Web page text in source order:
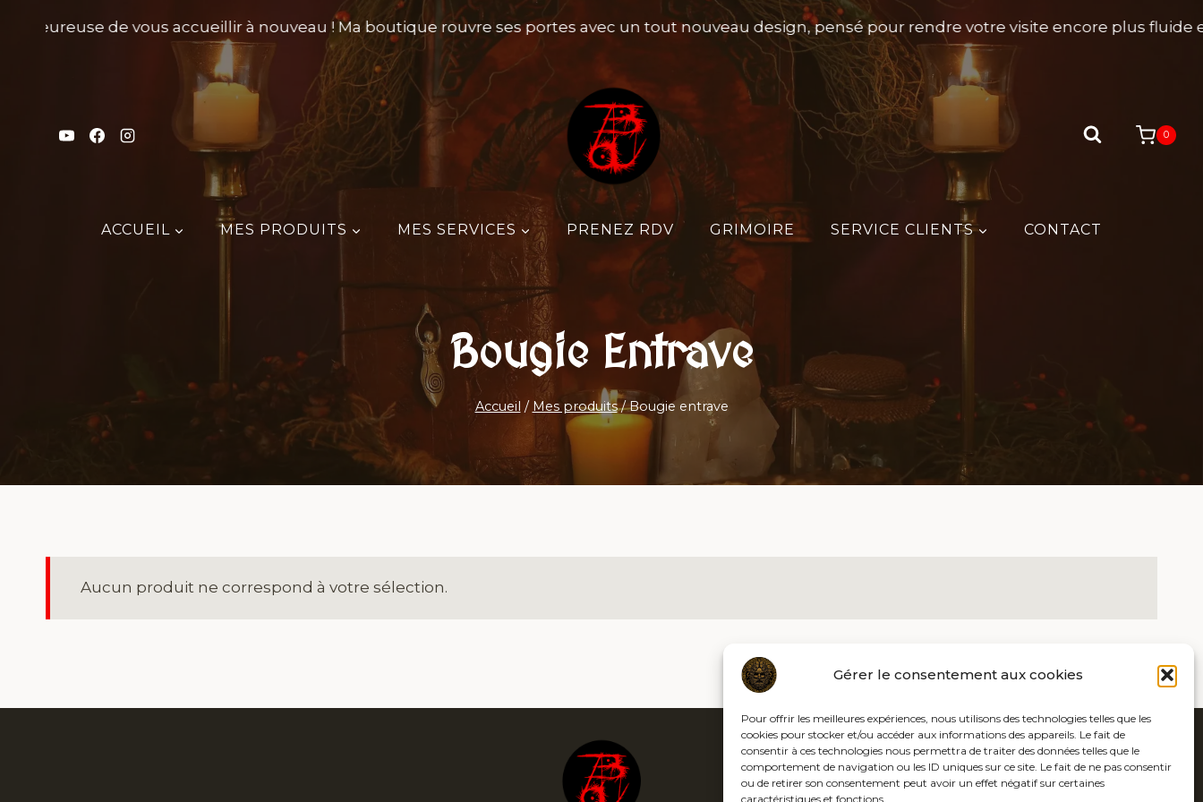
Gérer le consentement aux cookies
Pour offrir les meilleures expériences, nous utilisons des technologies telles que les
cookies pour stocker et/ou accéder aux informations des appareils. Le fait de
consentir à ces technologies nous permettra de traiter des données telles que le
comportement de navigation ou les ID uniques sur ce site. Le fait de ne pas consentir
ou de retirer son consentement peut avoir un effet négatif sur certaines
caractéristiques et fonctions.
heureuse de vous accueillir à nouveau ! Ma boutique rouvre ses portes avec un tout nouveau design, pensé pour rendre votre visite encore plus fluide
0
ACCUEIL MES PRODUITS MES SERVICES PRENEZ RDV GRIMOIRE SERVICE CLIENTS CONTACT
Bougie Entrave
Accueil / Mes produits / Bougie entrave
Aucun produit ne correspond à votre sélection.